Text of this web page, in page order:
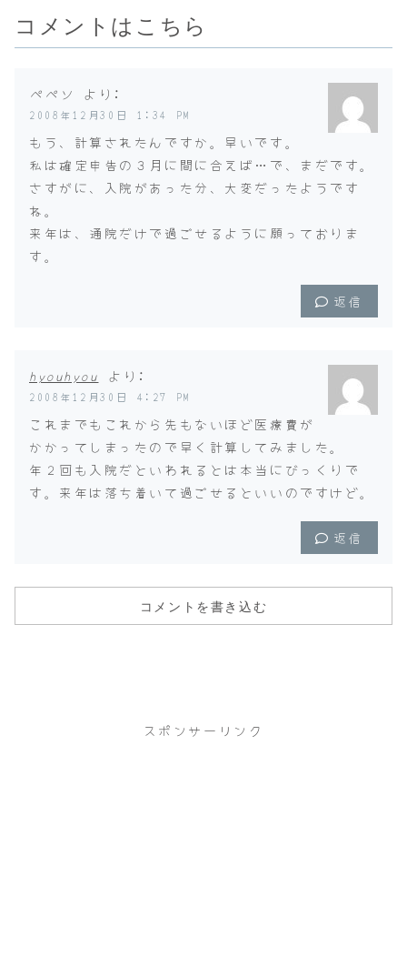
コメントはこちら
ペペソ より:
2008年12月30日 1:34 PM
もう、計算されたんですか。早いです。
私は確定申告の３月に間に合えば…で、まだです。
さすがに、入院があった分、大変だったようです
ね。
来年は、通院だけで過ごせるように願っておりま
す。
返信
hyouhyou より:
2008年12月30日 4:27 PM
これまでもこれから先もないほど医療費が
かかってしまったので早く計算してみました。
年２回も入院だといわれるとは本当にびっくりで
す。来年は落ち着いて過ごせるといいのですけど。
返信
コメントを書き込む
スポンサーリンク